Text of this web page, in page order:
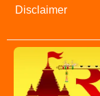
Disclaimer